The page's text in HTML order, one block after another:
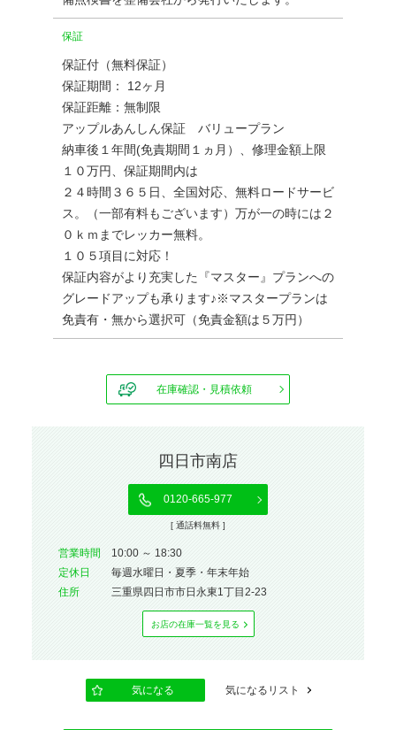
保証
保証付（無料保証）
保証期間： 12ヶ月
保証距離：無制限
アップルあんしん保証 バリュープラン
納車後１年間(免責期間１ヵ月）、修理金額上限
１０万円、保証期間内は
２４時間３６５日、全国対応、無料ロードサービ
ス。（一部有料もございます）万が一の時には２
０ｋｍまでレッカー無料。
１０５項目に対応！
保証内容がより充実した『マスター』プランへの
グレードアップも承ります♪※マスタープランは
免責有・無から選択可（免責金額は５万円）
在庫確認・見積依頼
四日市南店
0120-665-977
[ 通話料無料 ]
営業時間
10:00 ～ 18:30
定休⽇
毎週水曜日・夏季・年末年始
住所
三重県四日市市日永東1丁目2-23
お店の在庫⼀覧を⾒る
気になる 気になるリスト